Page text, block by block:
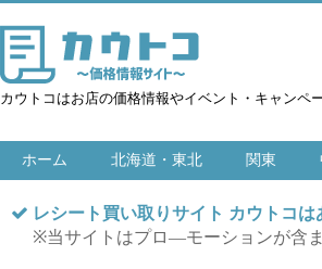
カウトコはお店の価格情報やイベント・キャンペ
ホーム 北海道・東北 関東
レシート買い取りサイト カウトコ
※当サイトはプロ―モーションが含